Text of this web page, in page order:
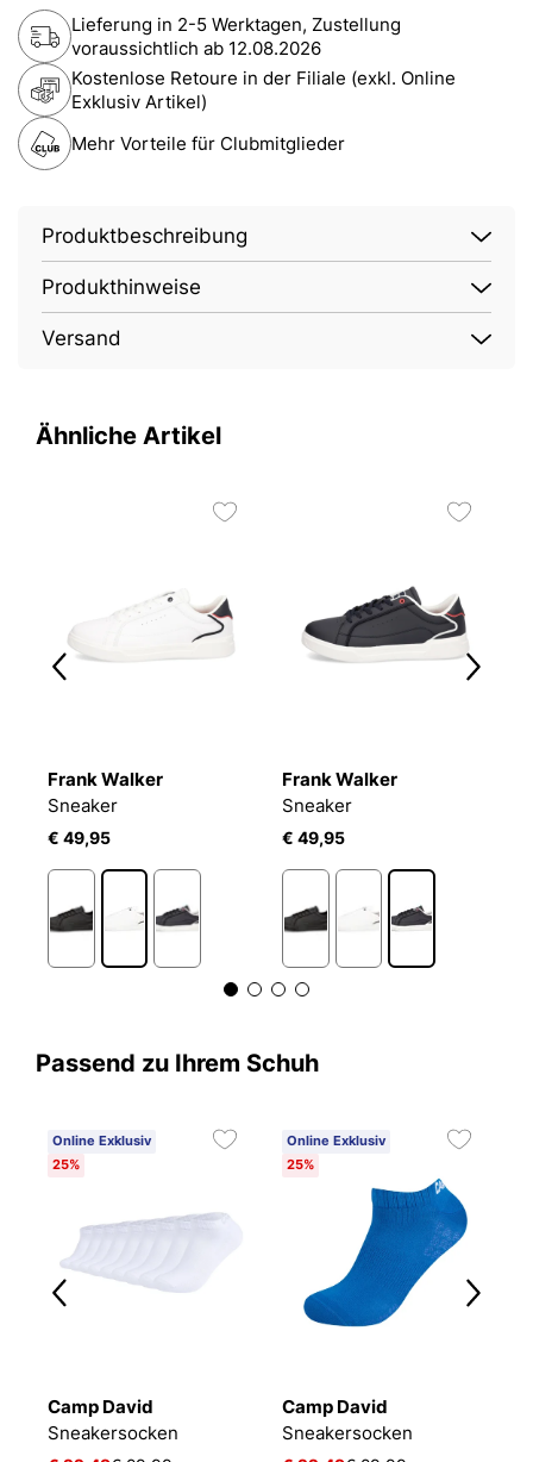
Lieferung in 2-5 Werktagen, Zustellung
voraussichtlich ab 12.08.2026
Kostenlose Retoure in der Filiale (exkl. Online
Exklusiv Artikel)
Mehr Vorteile für Clubmitglieder
Produktbeschreibung
Produkthinweise
Versand
Ähnliche Artikel
Frank Walker
Sneaker
€ 49,95
Frank Walker
Sneaker
€ 49,95
Passend zu Ihrem Schuh
Online Exklusiv
25%
Camp David
Sneakersocken
Online Exklusiv
25%
Camp David
Sneakersocken